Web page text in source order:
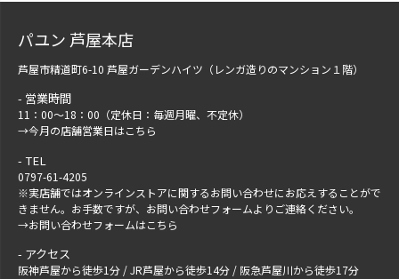
パユン 芦屋本店
芦屋市精道町6-10 芦屋ガーデンハイツ（レンガ造りのマンション１階）
営業時間
11：00～18：00（定休日：毎週月曜、不定休）
→今月の店舗営業日はこちら
TEL
0797-61-4205
※実店舗ではオンラインストアに関するお問い合わせにお応えすることがで
きません。お手数ですが、 お問い合わせフォームよりご連絡ください。
→お問い合わせフォームはこちら
アクセス
阪神芦屋から徒歩1分 / JR芦屋から徒歩14分 / 阪急芦屋川から徒歩17分